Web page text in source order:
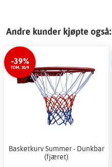
Andre kunder kjøpte også:
-39%
TOM. 30/9
Basketkurv Summer - Dunkbar
(fjæret)